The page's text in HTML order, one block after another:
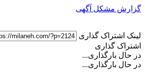
گزارش مشکل آگهی
لینک اشتراک گذاری
اشتراک گذاری
در حال بارگذاری...
در حال بارگذاری...